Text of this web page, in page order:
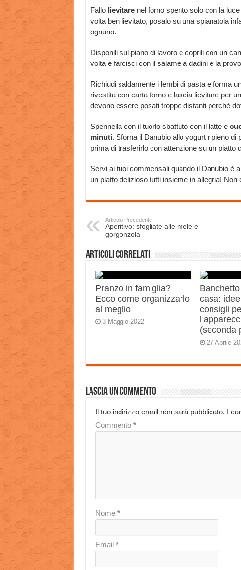
Fallo lievitarenel forno spento solo con la
volta ben lievitato, posalo su una spianatoia
ognuno.
Disponili sul piano di lavoro e coprili con un
volta e farcisci con il salame a dadini e la
Richiudi saldamente i lembi di pasta e forma
rivestita con carta forno e lascia lievitare per
devono essere posati troppo distanti perché
Spennella con il tuorlo sbattuto con il latte e
minuti. Sforna il Danubio allo yogurt ripieno di
prima di trasferirlo con attenzione su un piatto
Servi ai tuoi commensali quando il Danubio è
un piatto delizioso tutti insieme in allegria!
Articolo Precedente
Aperitivo: sfogliate alle mele e
gorgonzola
Articoli correlati
Pranzo in famiglia?
Ecco come organizzarlo
al meglio
3 Maggio 2022
casa:
consigli
(seconda
27 Aprile
Lascia un commento
Il tuo indirizzo email non sarà pubblicato. I
Commento *
Nome *
Email *